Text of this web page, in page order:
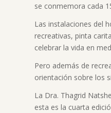
se conmemora cada
Las instalaciones del
recreativas, pinta
celebrar la vida en
Pero además de
orientación sobre los
La Dra. Thagrid
esta es la cuarta